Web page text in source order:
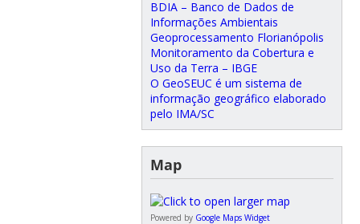
BDIA – Banco de Dados de
Informações Ambientais
Geoprocessamento Florianópolis
Monitoramento da Cobertura e
Uso da Terra – IBGE
O GeoSEUC é um sistema de
informação geográfico elaborado
pelo IMA/SC
Map
Powered by Google Maps Widget